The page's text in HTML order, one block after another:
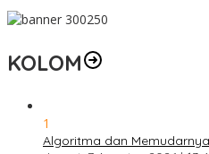
KOLOM
1
Algoritma dan